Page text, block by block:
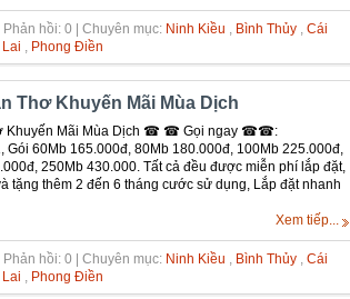
hồi: 0 | Chuyên mục: Ninh Kiều , Bình Thủy , Cái
, Phong Điền
Thơ Khuyến Mãi Mùa Dịch
Khuyến Mãi Mùa Dịch ☎ ☎ Gọi ngay ☎☎:
Gói 60Mb 165.000đ, 80Mb 180.000đ, 100Mb 225.000đ,
250Mb 430.000. Tất cả đều được miễn phí lắp đặt,
tặng thêm 2 đến 6 tháng cước sử dụng, Lắp đặt nhanh
Xem tiếp...
hồi: 0 | Chuyên mục: Ninh Kiều , Bình Thủy , Cái
, Phong Điền